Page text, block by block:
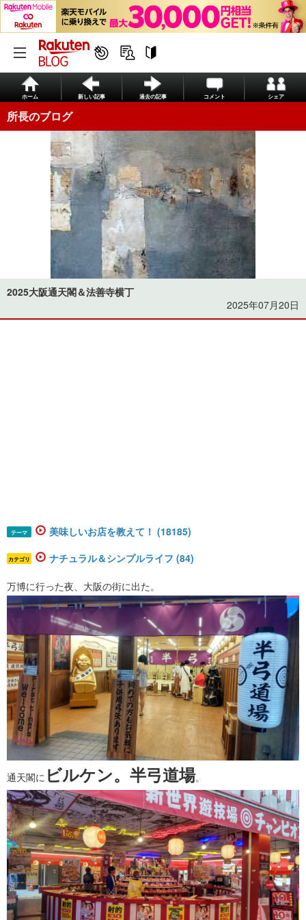
ホーム 新しい記事 過去の記事 コメント シェア
所長のブログ
2025大阪通天閣＆法善寺横丁
2025年07月20日
テーマ 美味しいお店を教えて！ (18185)
カテゴリ ナチュラル＆シンプルライフ (84)
万博に行った夜、大阪の街に出た。
通天閣に ビルケン。半弓道場。